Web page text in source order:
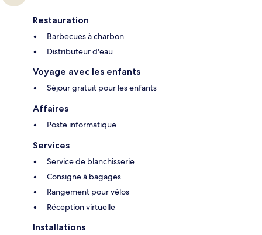
Restauration
Barbecues à charbon
Distributeur d'eau
Voyage avec les enfants
Séjour gratuit pour les enfants
Affaires
Poste informatique
Services
Service de blanchisserie
Consigne à bagages
Rangement pour vélos
Réception virtuelle
Installations